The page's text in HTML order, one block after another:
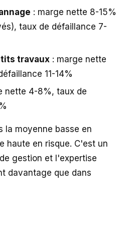
: marge nette 8-15%
taux de défaillance 7-
travaux : marge nette
11-14%
nette 4-8%, taux de
la moyenne basse en
haute en risque. C'est un
gestion et l'expertise
davantage que dans